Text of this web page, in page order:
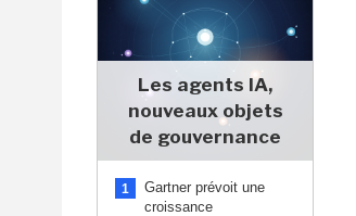
Les agents IA,
nouveaux objets
de gouvernance
1
Gartner prévoit une
croissance